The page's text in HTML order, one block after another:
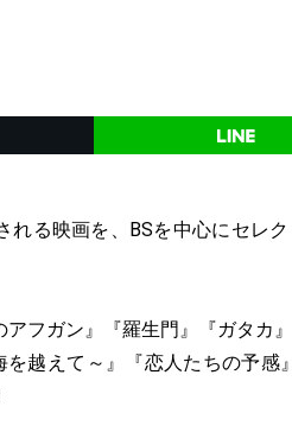
る映画を、BSを中心にセレ
フガン』『羅生門』『ガタカ
を越えて～』『恋人たちの予